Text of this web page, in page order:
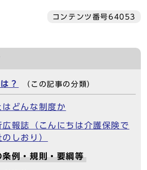
コンテンツ番号64053
？ （この記事の分類）
どんな制度か
報誌（こんにちは介護保険で
しおり）
例・規則・要綱等